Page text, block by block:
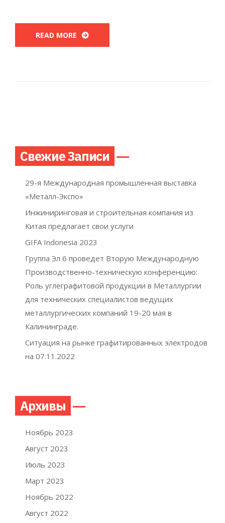
READ MORE
Свежие Записи
29-я Международная промышленная выставка
«Металл-Экспо»
Инжиниринговая и строительная компания из
Китая предлагает свои услуги
GIFA Indonesia 2023
Группа Эл 6 проведет Вторую Международную
Производственно-техническую конференцию:
Роль углеграфитовой продукции в Металлургии
для технических специалистов ведущих
металлургических компаний 19-20 мая в
Калининграде.
Ситуация на рынке графитированных электродов
на 07.11.2022
Архивы
Ноябрь 2023
Август 2023
Июль 2023
Март 2023
Ноябрь 2022
Август 2022